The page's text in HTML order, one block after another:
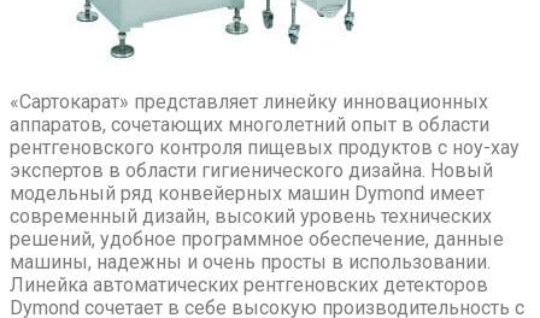
«Сартокарат» представляет линейку инновационных
аппаратов, сочетающих многолетний опыт в области
рентгеновского контроля пищевых продуктов с ноу-хау
экспертов в области гигиенического дизайна. Новый
модельный ряд конвейерных машин Dymond имеет
современный дизайн, высокий уровень технических
решений, удобное программное обеспечение, данные
машины, надежны и очень просты в использовании.
Линейка автоматических рентгеновских детекторов
Dymond сочетает в себе высокую производительность с